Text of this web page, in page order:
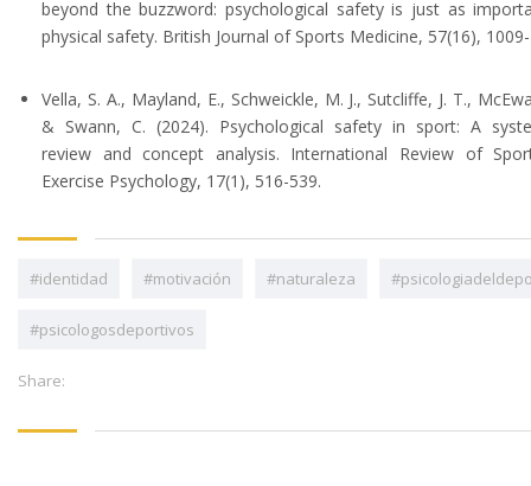
beyond the buzzword: psychological safety is just as
physical safety. British Journal of Sports Medicine, 57(16),
Vella, S. A., Mayland, E., Schweickle, M. J., Sutcliffe, J. T.,
& Swann, C. (2024). Psychological safety in sport: A
review and concept analysis. International Review of
Exercise Psychology, 17(1), 516-539.
#identidad #motivación #naturaleza
#psicologosdeportivos
Share: